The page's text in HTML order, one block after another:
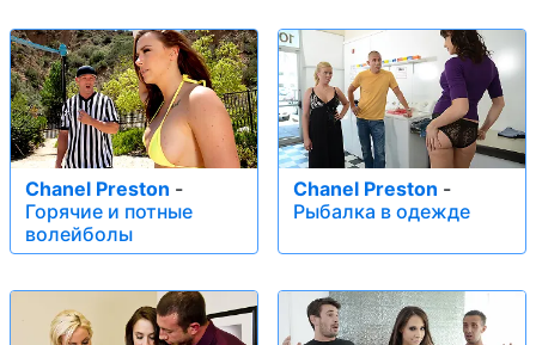
Chanel Preston -
Горячие и потные
волейболы
Chanel Preston -
Рыбалка в одежде